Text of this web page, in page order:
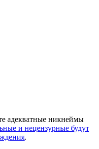
адекватные никнеймы
и нецензурные будут
.